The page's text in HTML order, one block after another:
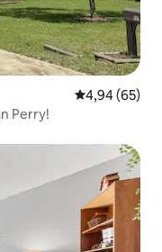
Gemiddelde
4,94 (65)
Perry!